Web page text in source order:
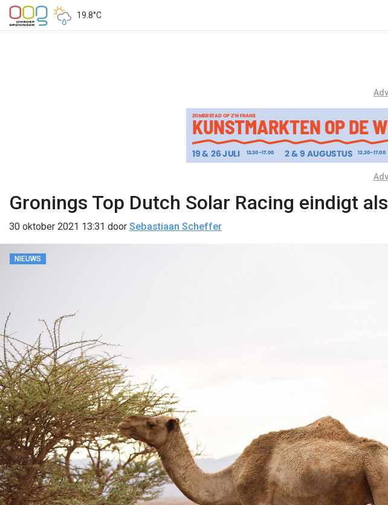
19.8°C
Gronings Top Dutch Solar Racing eindigt
30 oktober 2021 13:31 door Sebastiaan Scheffer
NIEUWS